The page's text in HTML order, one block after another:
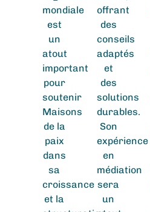
mondiale
est
un
atout
important
pour
soutenir
Maisons
de la
paix
dans
sa
croissance
et la
offrant
des
conseils
adaptés
et
des
solutions
durables.
Son
expérience
en
médiation
sera
un